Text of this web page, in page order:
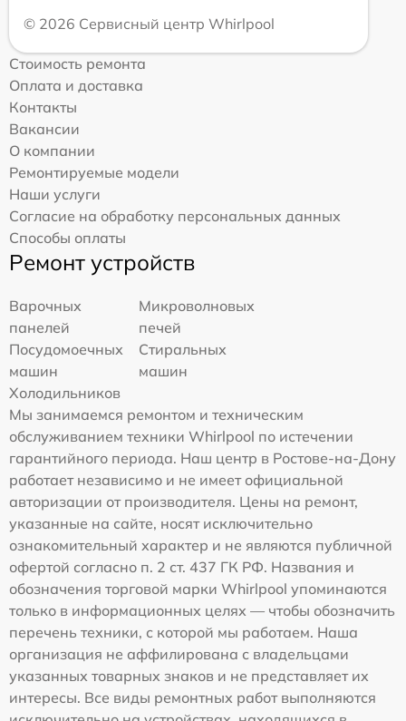
© 2026 Сервисный центр Whirlpool
Стоимость ремонта
Оплата и доставка
Контакты
Вакансии
О компании
Ремонтируемые модели
Наши услуги
Согласие на обработку персональных данных
Способы оплаты
Ремонт устройств
Варочных
панелей
Микроволновых
печей
Посудомоечных
машин
Стиральных
машин
Холодильников
Мы занимаемся ремонтом и техническим
обслуживанием техники Whirlpool по истечении
гарантийного периода. Наш центр в Ростове-на-Дону
работает независимо и не имеет официальной
авторизации от производителя. Цены на ремонт,
указанные на сайте, носят исключительно
ознакомительный характер и не являются публичной
офертой согласно п. 2 ст. 437 ГК РФ. Названия и
обозначения торговой марки Whirlpool упоминаются
только в информационных целях — чтобы обозначить
перечень техники, с которой мы работаем. Наша
организация не аффилирована с владельцами
указанных товарных знаков и не представляет их
интересы. Все виды ремонтных работ выполняются